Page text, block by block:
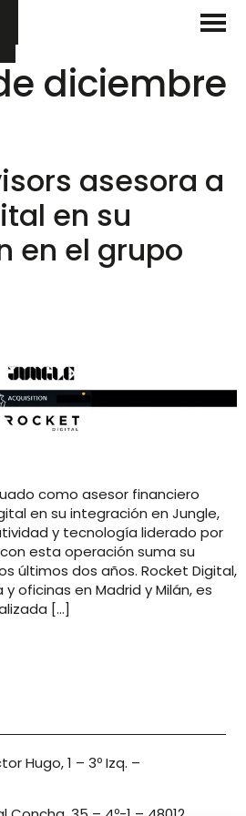
diciembre
asesora a
en su
en el grupo
como asesor financiero
en su integración en Jungle,
y tecnología liderado por
esta operación suma su
últimos dos años. Rocket Digital,
oficinas en Madrid y Milán, es
[…]
Hugo, 1 – 3º Izq. –